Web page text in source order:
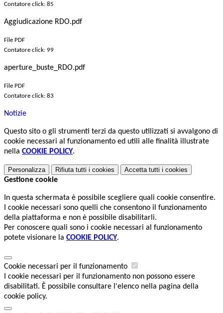
Contatore click: 85
Aggiudicazione RDO.pdf
File PDF
Contatore click: 99
aperture_buste_RDO.pdf
File PDF
Contatore click: 83
Notizie
Questo sito o gli strumenti terzi da questo utilizzati si avvalgono di
cookie necessari al funzionamento ed utili alle finalità illustrate
nella COOKIE POLICY.
Personalizza Rifiuta tutti i cookies Accetta tutti i cookies
Gestione cookie
In questa schermata è possibile scegliere quali cookie consentire.
I cookie necessari sono quelli che consentono il funzionamento
della piattaforma e non è possibile disabilitarli.
Per conoscere quali sono i cookie necessari al funzionamento
potete visionare la COOKIE POLICY.
Cookie necessari per il funzionamento
I cookie necessari per il funzionamento non possono essere
disabilitati. È possibile consultare l'elenco nella pagina della
cookie policy.